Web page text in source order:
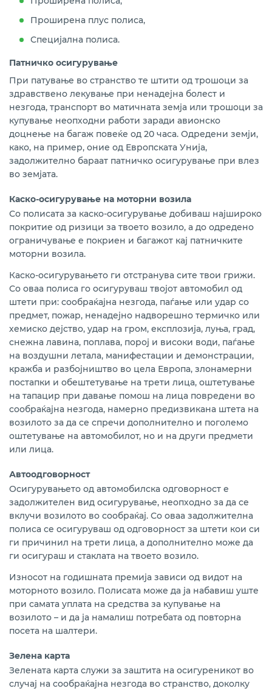
Проширена плус полиса,
Специјална полиса.
Патничко осигурување
При патување во странство те штити од трошоци за
здравствено лекување при ненадејна болест и
незгода, транспорт во матичната земја или трошоци за
купување неопходни работи заради авионско
доцнење на багаж повеќе од 20 часа. Одредени земји,
како, на пример, оние од Европската Унија,
задолжително бараат патничко осигурување при влез
во земјата.
Каско-осигурување на моторни возила
Со полисата за каско-осигурување добиваш најшироко
покритие од ризици за твоето возило, а до одредено
ограничување е покриен и багажот кај патничките
моторни возила.
Каско-осигурувањето ги отстранува сите твои грижи.
Со оваа полиса го осигуруваш твојот автомобил од
штети при: сообраќајна незгода, паѓање или удар со
предмет, пожар, ненадејно надворешно термичко или
хемиско дејство, удар на гром, експлозија, луња, град,
снежна лавина, поплава, порој и високи води, паѓање
на воздушни летала, манифестации и демонстрации,
кражба и разбојништво во цела Европа, злонамерни
постапки и обештетување на трети лица, оштетување
на тапацир при давање помош на лица повредени во
сообраќајна незгода, намерно предизвикана штета на
возилото за да се спречи дополнително и поголемо
оштетување на автомобилот, но и на други предмети
или лица.
Автоодговорност
Осигурувањето од автомобилска одговорност е
задолжителен вид осигурување, неопходно за да се
вклучи возилото во сообраќај. Со оваа задолжителна
полиса се осигуруваш од одговорност за штети кои си
ги причинил на трети лица, а дополнително може да
ги осигураш и стаклата на твоето возило.
Износот на годишната премија зависи од видот на
моторното возило. Полисата може да ја набавиш уште
при самата уплата на средства за купување на
возилото – и да ја намалиш потребата од повторна
посета на шалтери.
Зелена карта
Зелената карта служи за заштита на осигуреникот во
случај на сообраќајна незгода во странство, доколку